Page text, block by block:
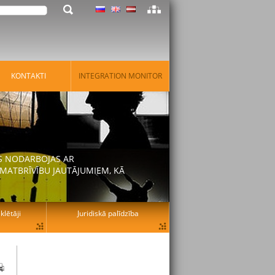
KONTAKTI INTEGRATION MONITOR
NODARBOJAS AR
JAUTĀJUMIEM, KĀ
Juridiskā palīdzība